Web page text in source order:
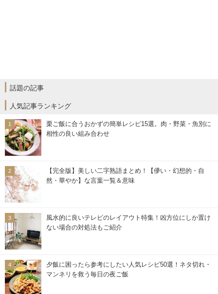
話題の記事
人気記事ランキング
栗ご飯に合うおかずの簡単レシピ15選。肉・野菜・魚別に
相性の良い組み合わせ
【完全版】美しい二字熟語まとめ！【儚い・幻想的・自
然・華やか】な言葉一覧＆意味
風水的に良いテレビのレイアウト特集！凶方位にしか置け
ない場合の対処法もご紹介
夕飯に困ったら参考にしたい人気レシピ50選！ネタ切れ・
マンネリを救う毎日の夜ご飯